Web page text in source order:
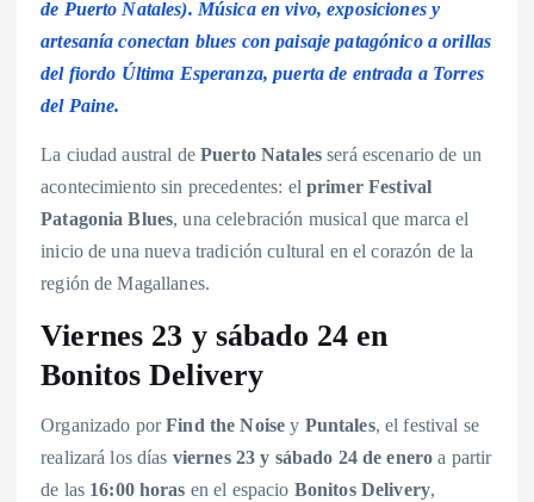
de Puerto Natales). Música en vivo, exposiciones y
artesanía conectan blues con paisaje patagónico a orillas
del fiordo Última Esperanza, puerta de entrada a Torres
del Paine.
La ciudad austral dePuerto Natales será escenario de un
acontecimiento sin precedentes: elprimer Festival
Patagonia Blues, una celebración musical que marca el
inicio de una nueva tradición cultural en el corazón de la
región de Magallanes.
Viernes 23 y sábado 24 en
Bonitos Delivery
Organizado porFind the Noise y Puntales, el festival se
realizará los días viernes 23 y sábado 24 de enero a partir
de las 16:00 horas en el espacio Bonitos Delivery,